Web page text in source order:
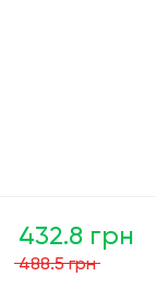
432.8 грн
488.5 грн